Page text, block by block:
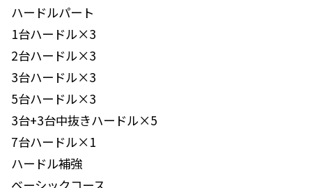
ハードルパート
1台ハードル×3
2台ハードル×3
3台ハードル×3
5台ハードル×3
3台+3台中抜きハードル×5
7台ハードル×1
ハードル補強